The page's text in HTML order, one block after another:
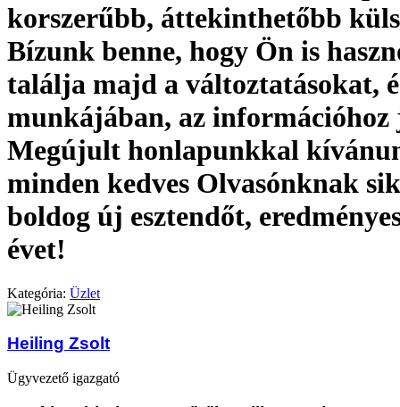
korszerűbb, áttekinthetőbb
Bízunk benne, hogy Ön is
találja majd a változtatásokat,
munkájában, az információhoz
Megújult honlapunkkal
minden kedves Olvasónknak
boldog új esztendőt,
évet!
Kategória: Üzlet
Heiling Zsolt
Ügyvezető igazgató